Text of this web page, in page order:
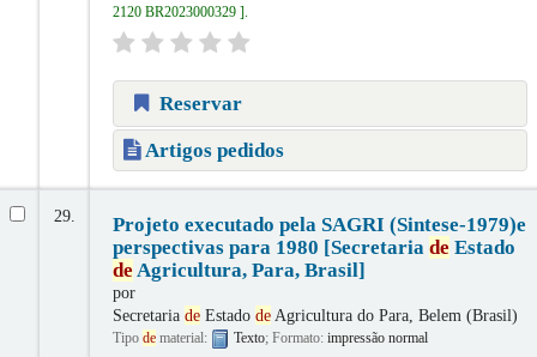
2120 BR2023000329 .
Reservar
Artigos pedidos
29.
Projeto executado pela SAGRI (Sintese-1979)e
perspectivas para 1980 [Secretaria de Estado
de Agricultura, Para, Brasil]
por
Secretaria deEstado deAgricultura do Para, Belem (Brasil)
Tipo dematerial: Texto; Formato: impressão normal